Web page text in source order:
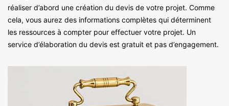
réaliser d’abord une création du devis de votre projet. Comme
cela, vous aurez des informations complètes qui déterminent
les ressources à compter pour effectuer votre projet. Un
service d’élaboration du devis est gratuit et pas d’engagement.